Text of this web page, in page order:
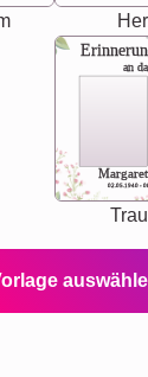
02.05.1940 -